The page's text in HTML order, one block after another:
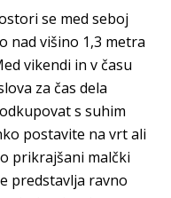
se med seboj
nad višino 1,3 metra
vikendi in v času
za čas dela
s suhim
postavite na vrt ali
prikrajšani malčki
predstavlja ravno